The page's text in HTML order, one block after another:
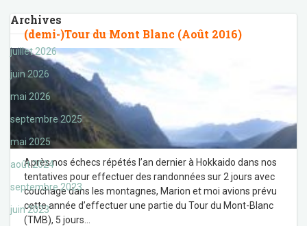
Archives
juillet 2026
juin 2026
mai 2026
septembre 2025
mai 2025
août 2024
septembre 2023
juin 2023
(demi-)Tour du Mont Blanc (Août 2016)
Après nos échecs répétés l’an dernier à Hokkaido dans nos
tentatives pour effectuer des randonnées sur 2 jours avec
couchage dans les montagnes, Marion et moi avions prévu
cette année d’effectuer une partie du Tour du Mont-Blanc
(TMB), 5 jours